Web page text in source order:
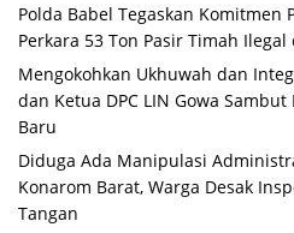
Polda Babel Tegaskan Komitmen
Perkara 53 Ton Pasir Timah
Mengokohkan Ukhuwah dan
dan Ketua DPC LIN Gowa
Baru
Diduga Ada Manipulasi
Konarom Barat, Warga Desak
Tangan